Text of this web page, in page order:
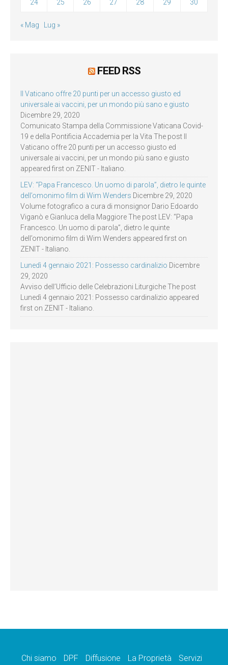
24 25 26 27 28 29 30
« Mag Lug »
FEED RSS
Il Vaticano offre 20 punti per un accesso giusto ed
universale ai vaccini, per un mondo più sano e giusto
Dicembre 29, 2020
Comunicato Stampa della Commissione Vaticana Covid-
19 e della Pontificia Accademia per la Vita The post Il
Vaticano offre 20 punti per un accesso giusto ed
universale ai vaccini, per un mondo più sano e giusto
appeared first on ZENIT - Italiano.
LEV: “Papa Francesco. Un uomo di parola”, dietro le quinte
dell’omonimo film di Wim Wenders Dicembre 29, 2020
Volume fotografico a cura di monsignor Dario Edoardo
Viganò e Gianluca della Maggiore The post LEV: “Papa
Francesco. Un uomo di parola”, dietro le quinte
dell’omonimo film di Wim Wenders appeared first on
ZENIT - Italiano.
Lunedì 4 gennaio 2021: Possesso cardinalizio Dicembre
29, 2020
Avviso dell’Ufficio delle Celebrazioni Liturgiche The post
Lunedì 4 gennaio 2021: Possesso cardinalizio appeared
first on ZENIT - Italiano.
Chi siamo DPF Diffusione La Proprietà Servizi